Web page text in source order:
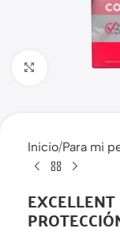
Haga clic
Inicio Para mi